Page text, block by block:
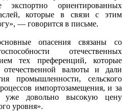
ориентированных
которые в связи с этим
— говорится в письме.
опасения связаны со
отечественных
тех преференций, которые
отечественной валюты и дали
промышленности, сельского
импортозамещения, и за
уже довольно высокую цену
уровня».